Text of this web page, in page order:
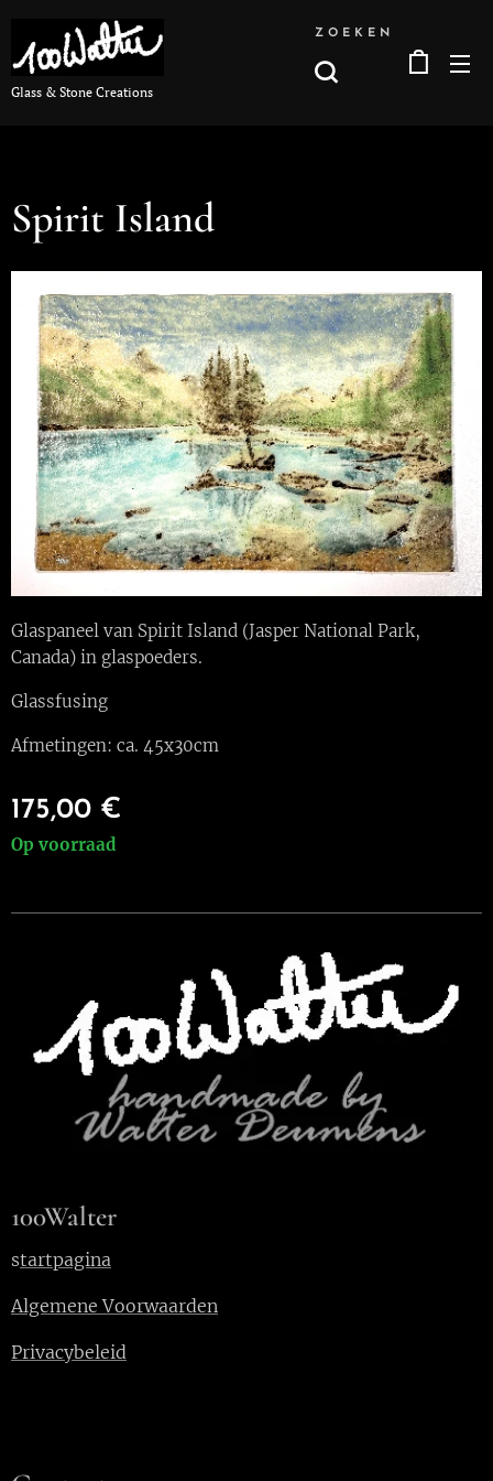
Glass & Stone Creations
ZOEKEN
Spirit Island
Glaspaneel van Spirit Island (Jasper National Park,
Canada) in glaspoeders.
Glassfusing
Afmetingen: ca. 45x30cm
175,00 €
Op voorraad
100Walter
startpagina
Algemene Voorwaarden
Privacybeleid